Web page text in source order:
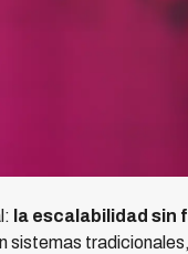
la escalabilidad sin